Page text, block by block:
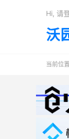
沃
Hi, 请
当前位置